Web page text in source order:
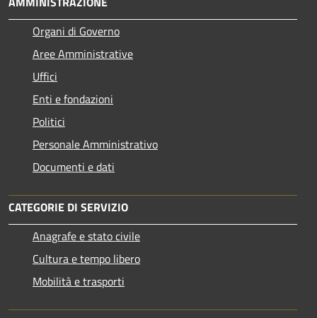
Organi di Governo
Aree Amministrative
Uffici
Enti e fondazioni
Politici
Personale Amministrativo
Documenti e dati
CATEGORIE DI SERVIZIO
Anagrafe e stato civile
Cultura e tempo libero
Mobilità e trasporti